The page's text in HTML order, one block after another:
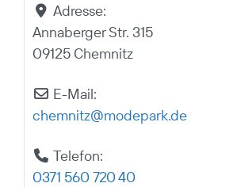
Adresse:
Annaberger Str. 315
09125 Chemnitz
E-Mail:
chemnitz@modepark.de
Telefon:
0371 560 720 40